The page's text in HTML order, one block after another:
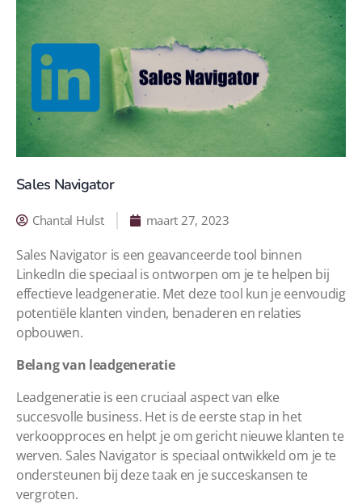
Sales Navigator
Chantal Hulst maart 27, 2023
Sales Navigator is een geavanceerde tool binnen
LinkedIn die speciaal is ontworpen om je te helpen bij
effectieve leadgeneratie. Met deze tool kun je eenvoudig
potentiële klanten vinden, benaderen en relaties
opbouwen.
Belang van leadgeneratie
Leadgeneratie is een cruciaal aspect van elke
succesvolle business. Het is de eerste stap in het
verkoopproces en helpt je om gericht nieuwe klanten te
werven. Sales Navigator is speciaal ontwikkeld om je te
ondersteunen bij deze taak en je succeskansen te
vergroten.